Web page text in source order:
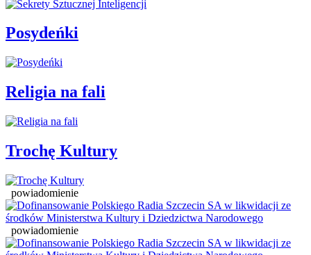
Posydeńki
Religia na fali
Trochę Kultury
powiadomienie
powiadomienie